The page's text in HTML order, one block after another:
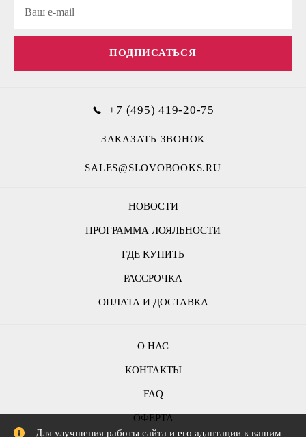
НОВОСТИ
ПРОГРАММА ЛОЯЛЬНОСТИ
ГДЕ КУПИТЬ
РАССРОЧКА
ОПЛАТА И ДОСТАВКА
ПОДПИСАТЬСЯ
О НАС
КОНТАКТЫ
FAQ
ОФЕРТА
+7 (495) 419-20-75
ЗАКАЗАТЬ ЗВОНОК
SALES@SLOVOBOOKS.RU
Для улучшения работы сайта и его адаптации к вашим